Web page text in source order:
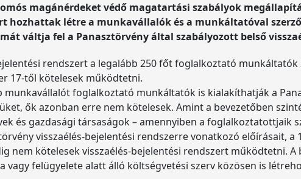
magánérdeket védő magatartási szabályok
hozhattak létre a munkavállalók és a munkáltatóval
váltja fel a Panasztörvény által szabályozott belső
rendszert a legalább 250 főt foglalkoztató
17-től kötelesek működtetni.
munkavállalót foglalkoztató munkáltatók is kialakíthatják a
ők azonban erre nem kötelesek. Amint a bevezetőben
és gazdasági társaságok – amennyiben a foglalkoztatottjaik
visszaélés-bejelentési rendszerre vonatkozó előírásait,
nem kötelesek visszaélés-bejelentési rendszert működtetni.
vagy felügyelete alatt álló költségvetési szerv közösen is